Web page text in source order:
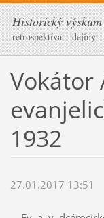
Historický
retrospektíva – dejiny
Vokátor
1932
27.01.2017 13:51